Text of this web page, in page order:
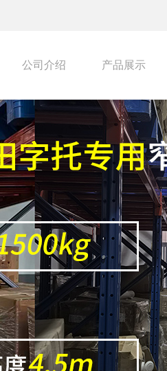
公司介绍 产品展示